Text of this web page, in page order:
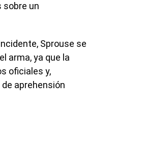
sobre un
Sprouse se
arma, ya que la
oficiales y,
aprehensión